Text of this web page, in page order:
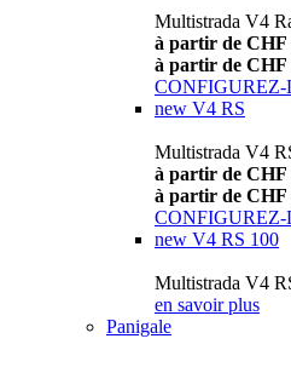
Multistrada V4
à partir de CHF
à partir de CHF
CONFIGUREZ-
new V4 RS
Multistrada V4
à partir de CHF
à partir de CHF
CONFIGUREZ-
new V4 RS 100
Multistrada V4
en savoir plus
Panigale